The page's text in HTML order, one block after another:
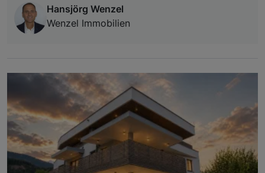
Hansjörg Wenzel
Wenzel Immobilien